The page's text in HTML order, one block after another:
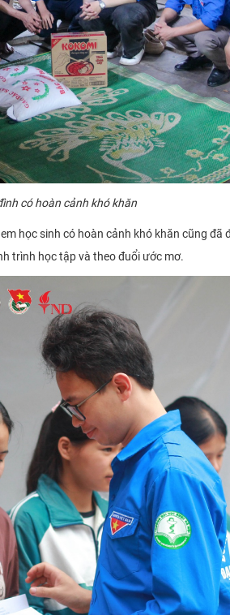
có hoàn cảnh khó khăn
học sinh có hoàn cảnh khó khăn cũng
trình học tập và theo đuổi ước mơ.